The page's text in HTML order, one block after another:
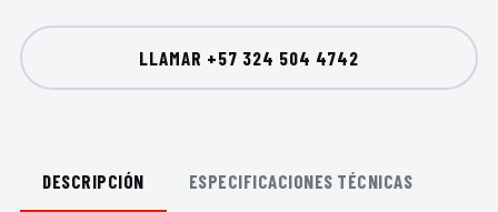
LLAMAR +57 324 504 4742
DESCRIPCIÓN ESPECIFICACIONES TÉCNICAS